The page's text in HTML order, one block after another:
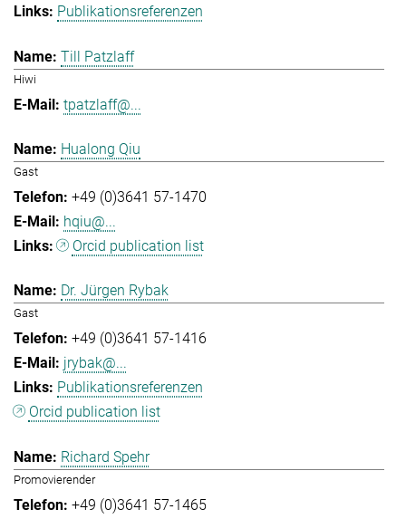
Publikationsreferenzen
Till Patzlaff
Hiwi
tpatzlaff@...
Hualong Qiu
Gast
+49 (0)3641 57-1470
hqiu@...
Orcid publication list
Dr. Jürgen Rybak
Gast
+49 (0)3641 57-1416
jrybak@...
Publikationsreferenzen
Orcid publication list
Richard Spehr
Promovierender
+49 (0)3641 57-1465